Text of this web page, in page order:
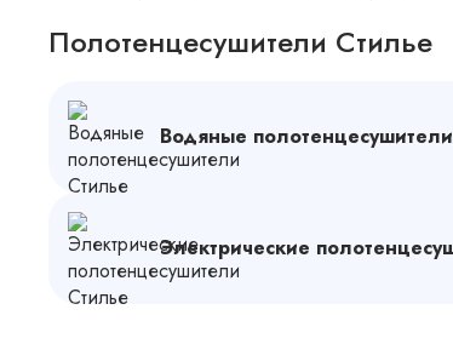
Полотенцесушители Стилье
Водяные
Электрические